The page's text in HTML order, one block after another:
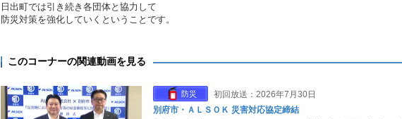
日出町では引き続き各団体と協力して
防災対策を強化していくということです。
このコーナーの関連動画を見る
防災
初回放送：2026年7月30日
別府市・ＡＬＳＯＫ 災害対応協定締結